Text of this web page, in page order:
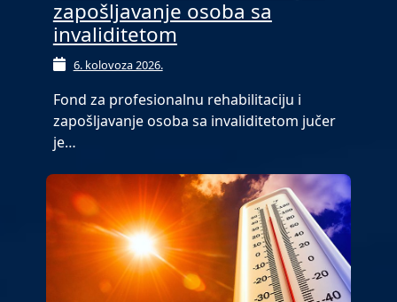
zapošljavanje osoba sa
invaliditetom
6. kolovoza 2026.
Fond za profesionalnu rehabilitaciju i
zapošljavanje osoba sa invaliditetom jučer
je…